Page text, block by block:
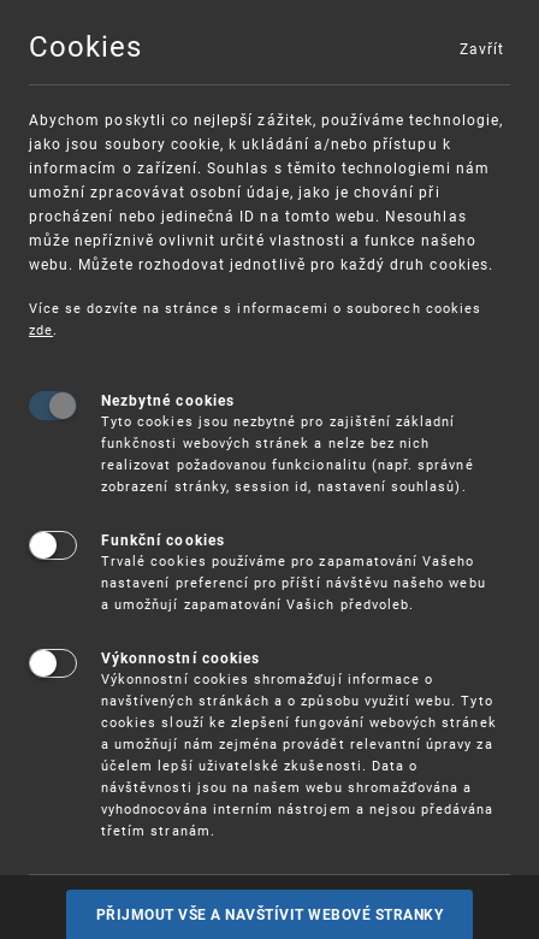
MENU
UPV
Studie Evropského patentového úřadu
(EPO): Ženy vynálezkyně se v letech
2010-19 podílely na méně než 1/7
evropských patentů
Nová studie, kterou dnes zveřejnil Evropský
patentový úřad (EPO), přináší zjištění, že pouze
13,2 % vynálezců v Evropě jsou ženy. U přihlášek z
11,7 %. Studie, první svého druhu zveřejněná EPO,
je založena na procentu žen vynálezkyň uvedených
na všech přihláškách evropských patentů od roku
1978 do roku 2019. Navzdory tomu, že zastoupení
vynálezkyň stoupá (z pouhých 2 % na konci 70. let
na 13,2 % v roce 2019), je v této oblasti stále
patrný velký rozdíl mezi muži a ženami. Cílem
studie je poskytnout data o ženách vynálezkyních
v různých zemích, časových obdobích,
patent.
Tisková zpráva (pdf, 188 kB)
Cookies
Abychom poskytli co nejlepší zážitek, používáme technologie,
jako jsou soubory cookie, k ukládání a/nebo přístupu k
informacím o zařízení. Souhlas s těmito technologiemi nám
umožní zpracovávat osobní údaje, jako je chování při
procházení nebo jedinečná ID na tomto webu. Nesouhlas
může nepříznivě ovlivnit určité vlastnosti a funkce našeho
webu. Můžete rozhodovat jednotlivě pro každý druh cookies.
Více se dozvíte na stránce s informacemi o souborech cookies
zde.
Nezbytné cookies
Tyto cookies jsou nezbytné pro zajištění základní
funkčnosti webových stránek a nelze bez nich
realizovat požadovanou funkcionalitu (např. správné
zobrazení stránky, session id, nastavení souhlasů).
Funkční cookies
Trvalé cookies používáme pro zapamatování Vašeho
nastavení preferencí pro příští návštěvu našeho webu
a umožňují zapamatování Vašich předvoleb.
Výkonnostní cookies
Výkonnostní cookies shromažďují informace o
navštívených stránkách a o způsobu využití webu. Tyto
cookies slouží ke zlepšení fungování webových stránek
a umožňují nám zejména provádět relevantní úpravy za
účelem lepší uživatelské zkušenosti. Data o
návštěvnosti jsou na našem webu shromažďována a
vyhodnocována interním nástrojem a nejsou předávána
třetím stranám.
PŘIJMOUT VŠE A NAVŠTÍVIT WEBOVÉ STRANKY
Zavřít